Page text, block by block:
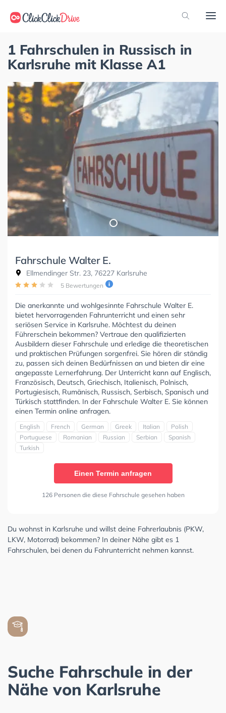
1 Fahrschulen in Russisch in
Karlsruhe mit Klasse A1
Fahrschule Walter E.
Ellmendinger Str. 23, 76227 Karlsruhe
5 Bewertungen
Die anerkannte und wohlgesinnte Fahrschule Walter E.
bietet hervorragenden Fahrunterricht und einen sehr
seriösen Service in Karlsruhe. Möchtest du deinen
Führerschein bekommen? Vertraue den qualifizierten
Ausbildern dieser Fahrschule und erledige die theoretischen
und praktischen Prüfungen sorgenfrei. Sie hören dir ständig
zu, passen sich deinen Bedürfnissen an und bieten dir eine
angepasste Lernerfahrung. Der Unterricht kann auf Englisch,
Französisch, Deutsch, Griechisch, Italienisch, Polnisch,
Portugiesisch, Rumänisch, Russisch, Serbisch, Spanisch und
Türkisch stattfinden. In der Fahrschule Walter E. Sie können
einen Termin online anfragen.
English French German Greek Italian
Polish
Portuguese
Romanian Russian Serbian
Spanish
Turkish
Einen Termin anfragen
126 Personen die diese Fahrschule gesehen haben
Du wohnst in Karlsruhe und willst deine Fahrerlaubnis (PKW,
LKW, Motorrad) bekommen? In deiner Nähe gibt es 1
Fahrschulen, bei denen du Fahrunterricht nehmen kannst.
Suche Fahrschule in der
Nähe von Karlsruhe